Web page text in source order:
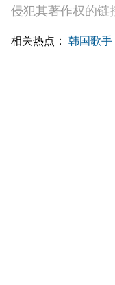
侵犯其著作权的链
相关热点： 韩国歌手